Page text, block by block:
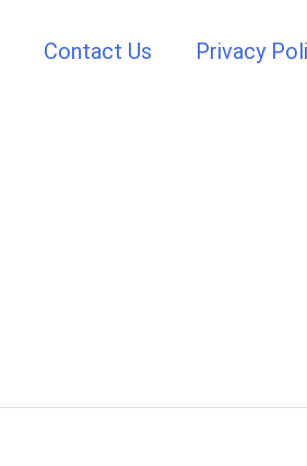
Contact Us Privacy